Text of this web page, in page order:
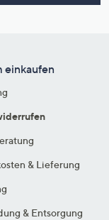
einkaufen
& Lieferung
& Entsorgung